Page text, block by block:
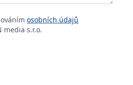
osobních údajů
media s.r.o.